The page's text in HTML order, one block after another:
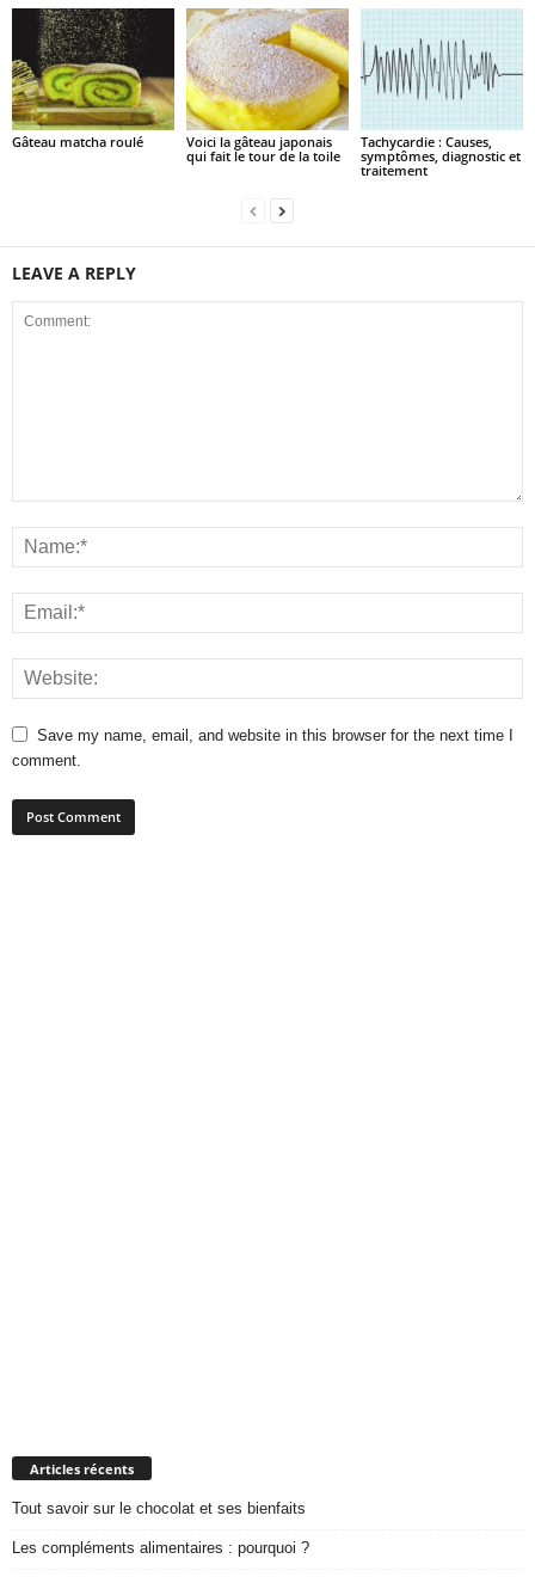
Gâteau matcha roulé
Voici la gâteau japonais
qui fait le tour de la toile
Tachycardie : Causes,
symptômes, diagnostic et
traitement
LEAVE A REPLY
Save my name, email, and website in this browser for the next time I
comment.
Articles récents
Tout savoir sur le chocolat et ses bienfaits
Les compléments alimentaires : pourquoi ?